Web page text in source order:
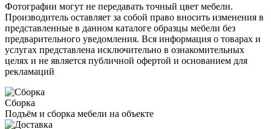
Фотографии могут не передавать точный цвет мебели.
Производитель оставляет за собой право вносить изменения в
представленные в данном каталоге образцы мебели без
предварительного уведомления. Вся информация о товарах и
услугах представлена исключительно в ознакомительных
целях и не является публичной офертой и основанием для
рекламаций
Сборка
Подъём и сборка мебели на объекте